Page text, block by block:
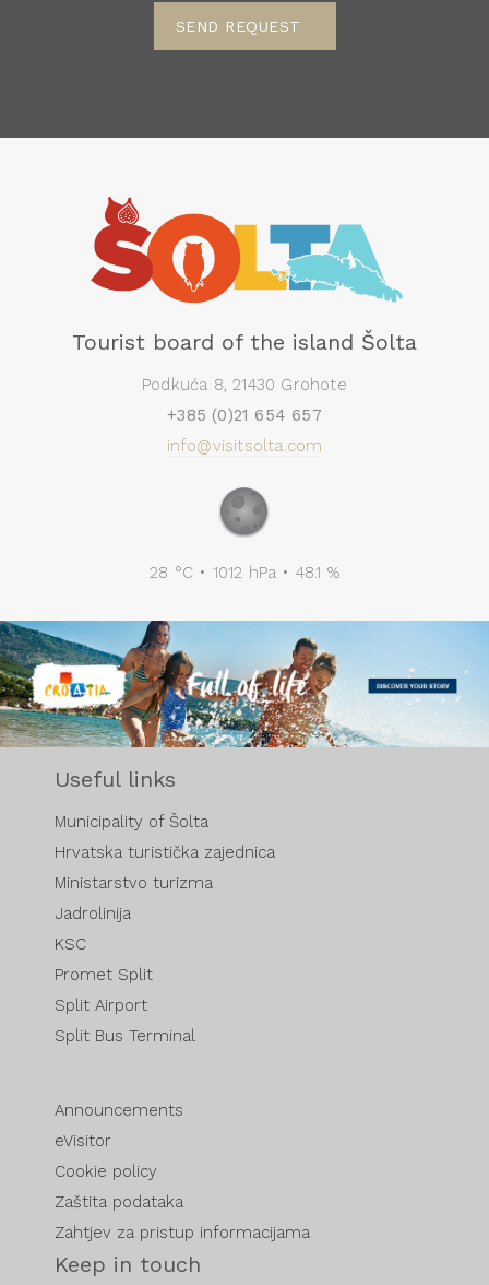
SEND REQUEST
Tourist board of the island Šolta
Podkuća 8, 21430 Grohote
+385 (0)21 654 657
info@visitsolta.com
28 °C • 1012 hPa • 48.1 %
Useful links
Municipality of Šolta
Hrvatska turistička zajednica
Ministarstvo turizma
Jadrolinija
KSC
Promet Split
Split Airport
Split Bus Terminal
Announcements
eVisitor
Cookie policy
Zaštita podataka
Zahtjev za pristup informacijama
Keep in touch